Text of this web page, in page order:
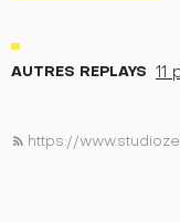
AUTRES REPLAYS 11
rss_feed https://